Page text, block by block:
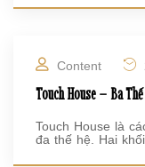
Content
Touch House – Ba
Touch House là
đa thế hệ. Hai